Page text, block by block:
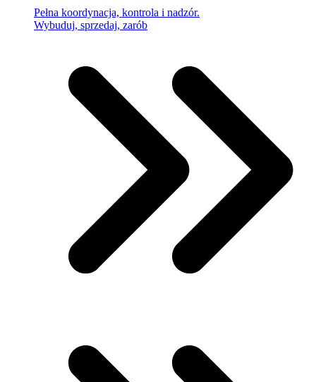
Pełna koordynacja, kontrola i nadzór.
Wybuduj, sprzedaj, zarób